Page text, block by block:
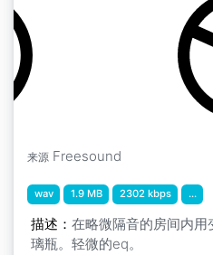
来源 Freesound
wav 1.9 MB 2302 kbps ...
描述： 在略微隔音的房间内
璃瓶。轻微的eq。